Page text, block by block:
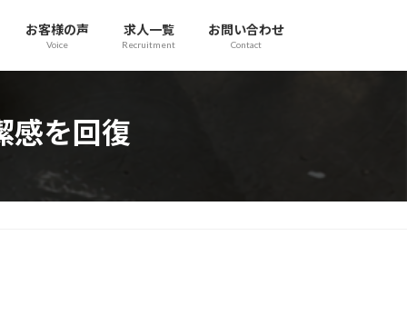
お客様の声
Voice
求人一覧
Recruitment
お問い合わせ
Contact
感を回復